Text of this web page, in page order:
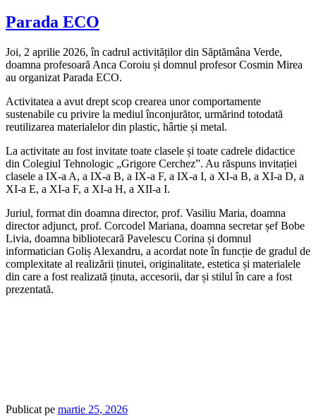
Parada ECO
Joi, 2 aprilie 2026, în cadrul activităților din Săptămâna Verde,
doamna profesoară Anca Coroiu și domnul profesor Cosmin Mirea
au organizat Parada ECO.
Activitatea a avut drept scop crearea unor comportamente
sustenabile cu privire la mediul înconjurător, urmărind totodată
reutilizarea materialelor din plastic, hârtie și metal.
La activitate au fost invitate toate clasele și toate cadrele didactice
din Colegiul Tehnologic „Grigore Cerchez”. Au răspuns invitației
clasele a IX-a A, a IX-a B, a IX-a F, a IX-a I, a XI-a B, a XI-a D, a
XI-a E, a XI-a F, a XI-a H, a XII-a I.
Juriul, format din doamna director, prof. Vasiliu Maria, doamna
director adjunct, prof. Corcodel Mariana, doamna secretar șef Bobe
Livia, doamna bibliotecară Pavelescu Corina și domnul
informatician Goliș Alexandru, a acordat note în funcție de gradul de
complexitate al realizării ținutei, originalitate, estetica și materialele
din care a fost realizată ținuta, accesorii, dar și stilul în care a fost
prezentată.
Publicat pe martie 25, 2026